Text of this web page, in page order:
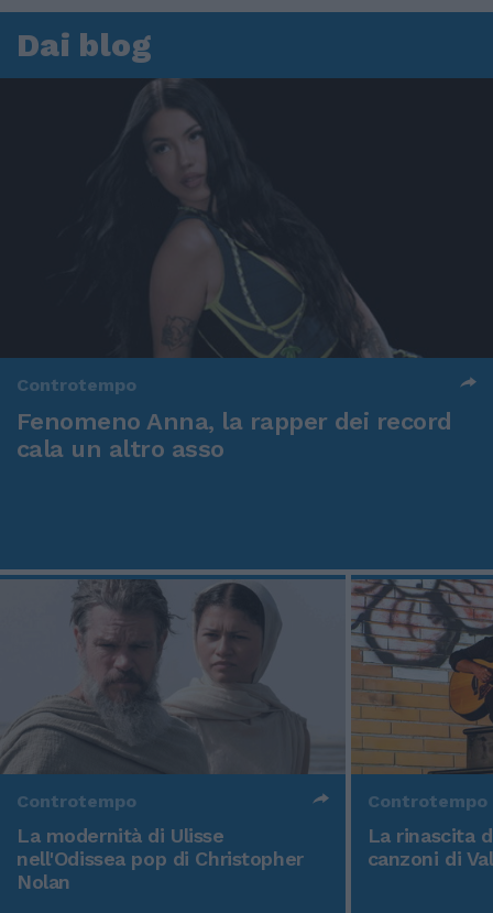
Dai blog
Controtempo
Fenomeno Anna, la rapper dei record
cala un altro asso
Controtempo
La modernità di Ulisse
nell'Odissea pop di Christopher
Nolan
Controtempo
La rinascita
canzoni di